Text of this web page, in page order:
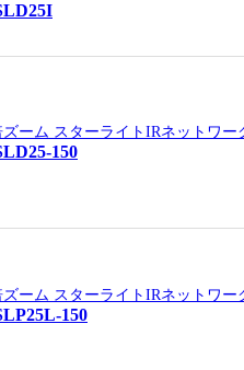
ズーム スターライトIRネットワ
150
ズーム スターライトIRネットワー
150